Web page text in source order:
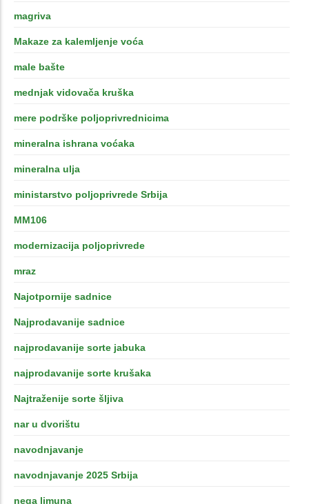
magriva
Makaze za kalemljenje voća
male bašte
mednjak vidovača kruška
mere podrške poljoprivrednicima
mineralna ishrana voćaka
mineralna ulja
ministarstvo poljoprivrede Srbija
MM106
modernizacija poljoprivrede
mraz
Najotpornije sadnice
Najprodavanije sadnice
najprodavanije sorte jabuka
najprodavanije sorte krušaka
Najtraženije sorte šljiva
nar u dvorištu
navodnjavanje
navodnjavanje 2025 Srbija
nega limuna